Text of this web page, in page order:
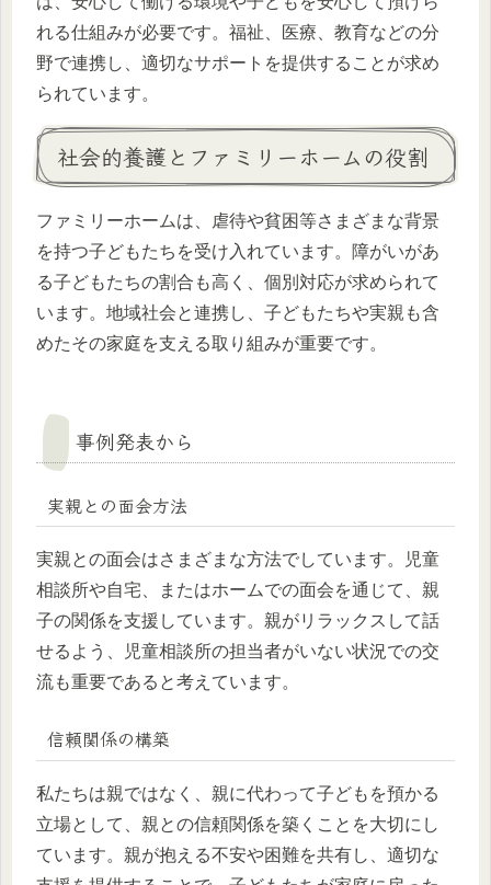
れる仕組みが必要です。福祉、医療、教育などの分
野で連携し、適切なサポートを提供することが求め
られています。
社会的養護とファミリーホームの役割
ファミリーホームは、虐待や貧困等さまざまな背景
を持つ子どもたちを受け入れています。障がいがあ
る子どもたちの割合も高く、個別対応が求められて
います。地域社会と連携し、子どもたちや実親も含
めたその家庭を支える取り組みが重要です。
事例発表から
実親との面会方法
実親との面会はさまざまな方法でしています。児童
相談所や自宅、またはホームでの面会を通じて、親
子の関係を支援しています。親がリラックスして話
せるよう、児童相談所の担当者がいない状況での交
流も重要であると考えています。
信頼関係の構築
私たちは親ではなく、親に代わって子どもを預かる
立場として、親との信頼関係を築くことを大切にし
ています。親が抱える不安や困難を共有し、適切な